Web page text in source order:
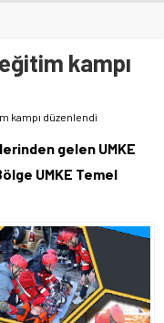
kampı
kampı düzenlendi
gelen UMKE
UMKE Temel